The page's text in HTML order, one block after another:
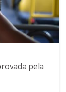
pela